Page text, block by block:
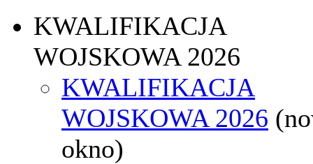
KWALIFIKACJA
WOJSKOWA 2026
KWALIFIKACJA
WOJSKOWA 2026
okno)